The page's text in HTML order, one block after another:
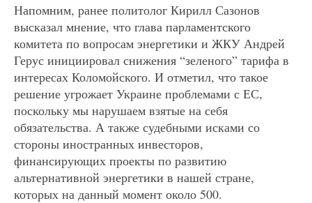
Напомним, ранее политолог Кирилл Сазонов
высказал мнение, что глава парламентского
комитета по вопросам энергетики и ЖКУ Андрей
Герус инициировал снижения “зеленого” тарифа в
интересах Коломойского. И отметил, что такое
решение угрожает Украине проблемами с ЕС,
поскольку мы нарушаем взятые на себя
обязательства. А также судебными исками со
стороны иностранных инвесторов,
финансирующих проекты по развитию
альтернативной энергетики в нашей стране,
которых на данный момент около 500.